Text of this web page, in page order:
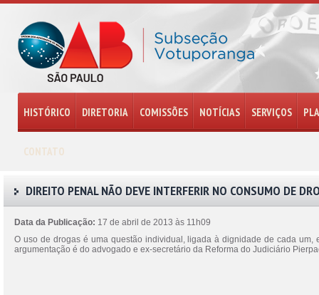
HISTÓRICO DIRETORIA COMISSÕES NOTÍCIAS SERVIÇOS
CONTATO
DIREITO PENAL NÃO DEVE INTERFERIR NO CONSUMO DE
Data da Publicação: 17 de abril de 2013 às 11h09
O uso de drogas é uma questão individual, ligada à dignidade de cada
argumentação é do advogado e ex-secretário da Reforma do Judiciário